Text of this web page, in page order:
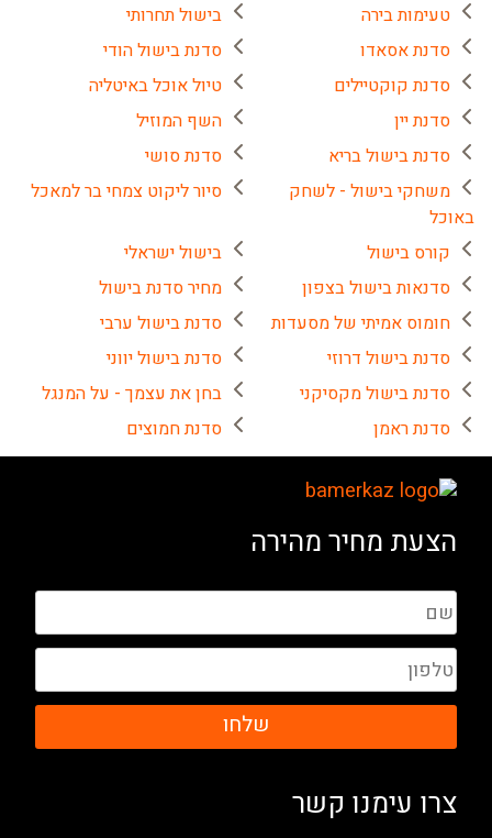
טעימות בירה
בישול תחרותי
סדנת אסאדו
סדנת בישול הודי
סדנת קוקטיילים
טיול אוכל באיטליה
סדנת יין
השף המוזיל
סדנת בישול בריא
סדנת סושי
משחקי בישול - לשחק
באוכל
סיור ליקוט צמחי בר למאכל
קורס בישול
בישול ישראלי
סדנאות בישול בצפון
מחיר סדנת בישול
חומוס אמיתי של מסעדות
סדנת בישול ערבי
סדנת בישול דרוזי
סדנת בישול יווני
סדנת בישול מקסיקני
בחן את עצמך - על המנגל
סדנת ראמן
סדנת חמוצים
הצעת מחיר מהירה
שלחו
צרו עימנו קשר